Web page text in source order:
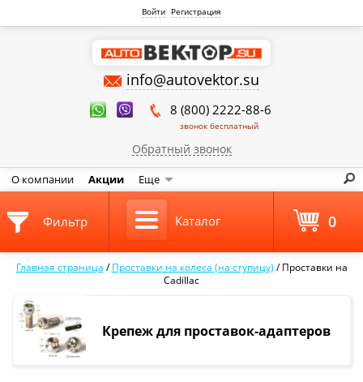
Войти Регистрация
info@autovektor.su
8 (800) 2222-88-6
звонок бесплатный
Обратный звонок
О компании Акции Еще
Главная страница /Проставки на колеса (на ступицу) /Проставки на
Cadillac
Крепеж для проставок-адаптеров
Фильтр Каталог 0